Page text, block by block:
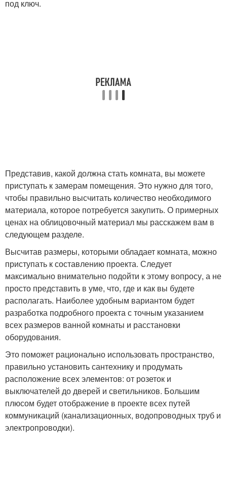
под ключ.
Представив, какой должна стать комната, вы можете
приступать к замерам помещения. Это нужно для того,
чтобы правильно высчитать количество необходимого
материала, которое потребуется закупить. О примерных
ценах на облицовочный материал мы расскажем вам в
следующем разделе.
Высчитав размеры, которыми обладает комната, можно
приступать к составлению проекта. Следует
максимально внимательно подойти к этому вопросу, а не
просто представить в уме, что, где и как вы будете
располагать. Наиболее удобным вариантом будет
разработка подробного проекта с точным указанием
всех размеров ванной комнаты и расстановки
оборудования.
Это поможет рационально использовать пространство,
правильно установить сантехнику и продумать
расположение всех элементов: от розеток и
выключателей до дверей и светильников. Большим
плюсом будет отображение в проекте всех путей
коммуникаций (канализационных, водопроводных труб и
электропроводки).